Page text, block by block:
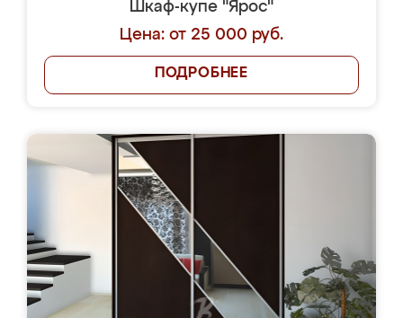
Шкаф-купе "Ярос"
Цена: от 25 000 руб.
ПОДРОБНЕЕ